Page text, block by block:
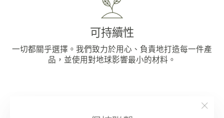
可持續性
一切都關乎選擇。我們致力於用心、負責地打造每一件產
品，並使用對地球影響最小的材料。